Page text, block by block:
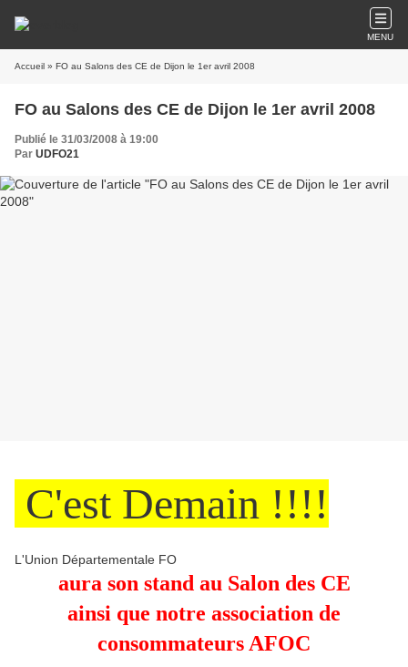
MENU
Accueil » FO au Salons des CE de Dijon le 1er avril 2008
FO au Salons des CE de Dijon le 1er avril 2008
Publié le 31/03/2008 à 19:00
Par UDFO21
C'est Demain !!!!
L'Union Départementale FO
aura son stand au Salon des CE
ainsi que notre association de
consommateurs AFOC